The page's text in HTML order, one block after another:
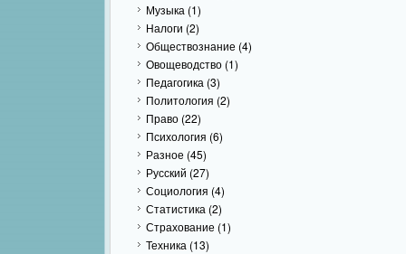
Музыка (1)
Налоги (2)
Обществознание (4)
Овощеводство (1)
Педагогика (3)
Политология (2)
Право (22)
Психология (6)
Разное (45)
Русский (27)
Социология (4)
Статистика (2)
Страхование (1)
Техника (13)